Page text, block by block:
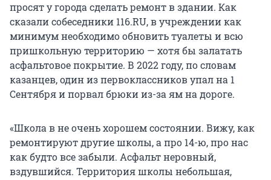
просят у города сделать ремонт в здании. Как
сказали собеседники 116.RU, в учреждении как
минимум необходимо обновить туалеты и всю
пришкольную территорию — хотя бы залатать
асфальтовое покрытие. В 2022 году, по словам
казанцев, один из первоклассников упал на 1
Сентября и порвал брюки из-за ям на дороге.
«Школа в не очень хорошем состоянии. Вижу, как
ремонтируют другие школы, а про 14-ю, про нас
как будто все забыли. Асфальт неровный,
вздувшийся. Территория школы небольшая,